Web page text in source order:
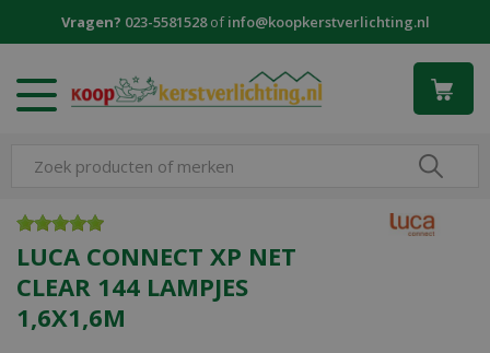
Vragen? 023-5581528ofinfo@koopkerstverlichting.nl
LUCA CONNECT XP NET
CLEAR 144 LAMPJES
1,6X1,6M